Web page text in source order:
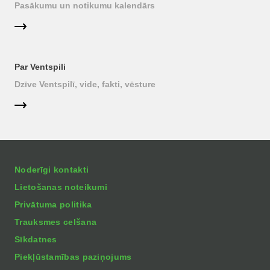
Pasākumu un notikumu kalendārs
Par Ventspili
Dzīve Ventspilī, vide, fakti, vēsture
Noderīgi kontakti
Lietošanas noteikumi
Privātuma politika
Trauksmes celšana
Sīkdatnes
Piekļūstamības paziņojums